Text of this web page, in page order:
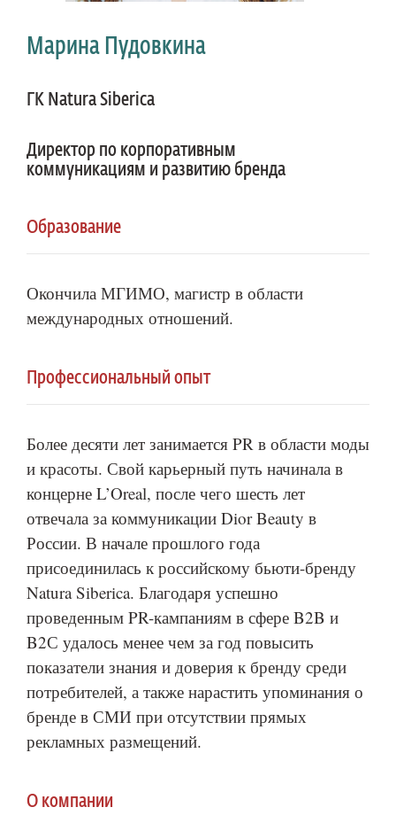
Марина Пудовкина
ГК Natura Siberica
Директор по корпоративным
коммуникациям и развитию бренда
Образование
Окончила МГИМО, магистр в области
международных отношений.
Профессиональный опыт
Более десяти лет занимается PR в области моды
и красоты. Свой карьерный путь начинала в
концерне L’Oreal, после чего шесть лет
отвечала за коммуникации Dior Beauty в
России. В начале прошлого года
присоединилась к российскому бьюти-бренду
Natura Siberica. Благодаря успешно
проведенным PR-кампаниям в сфере B2B и
B2С удалось менее чем за год повысить
показатели знания и доверия к бренду среди
потребителей, а также нарастить упоминания о
бренде в СМИ при отсутствии прямых
рекламных размещений.
О компании